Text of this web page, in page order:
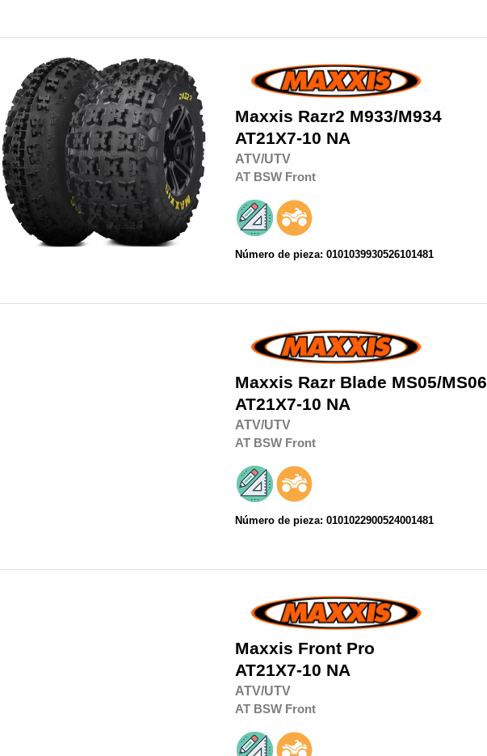
Maxxis Razr2 M933/M934
AT21X7-10 NA
ATV/UTV
AT BSW Front
Número de pieza: 0101039930526101481
Maxxis Razr Blade MS05/MS06
AT21X7-10 NA
ATV/UTV
AT BSW Front
Número de pieza: 0101022900524001481
Maxxis Front Pro
AT21X7-10 NA
ATV/UTV
AT BSW Front